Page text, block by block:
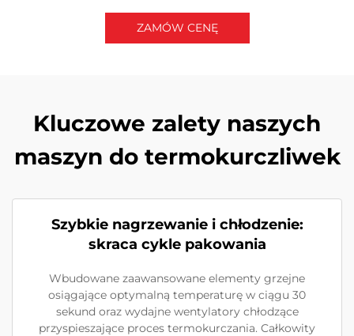
Skontaktuj się z namiZAMÓW CENĘ
Kluczowe zalety naszych
maszyn do termokurczliwek
Szybkie nagrzewanie i chłodzenie:
skraca cykle pakowania
Wbudowane zaawansowane elementy grzejne
osiągające optymalną temperaturę w ciągu 30
sekund oraz wydajne wentylatory chłodzące
przyspieszające proces termokurczania. Całkowity